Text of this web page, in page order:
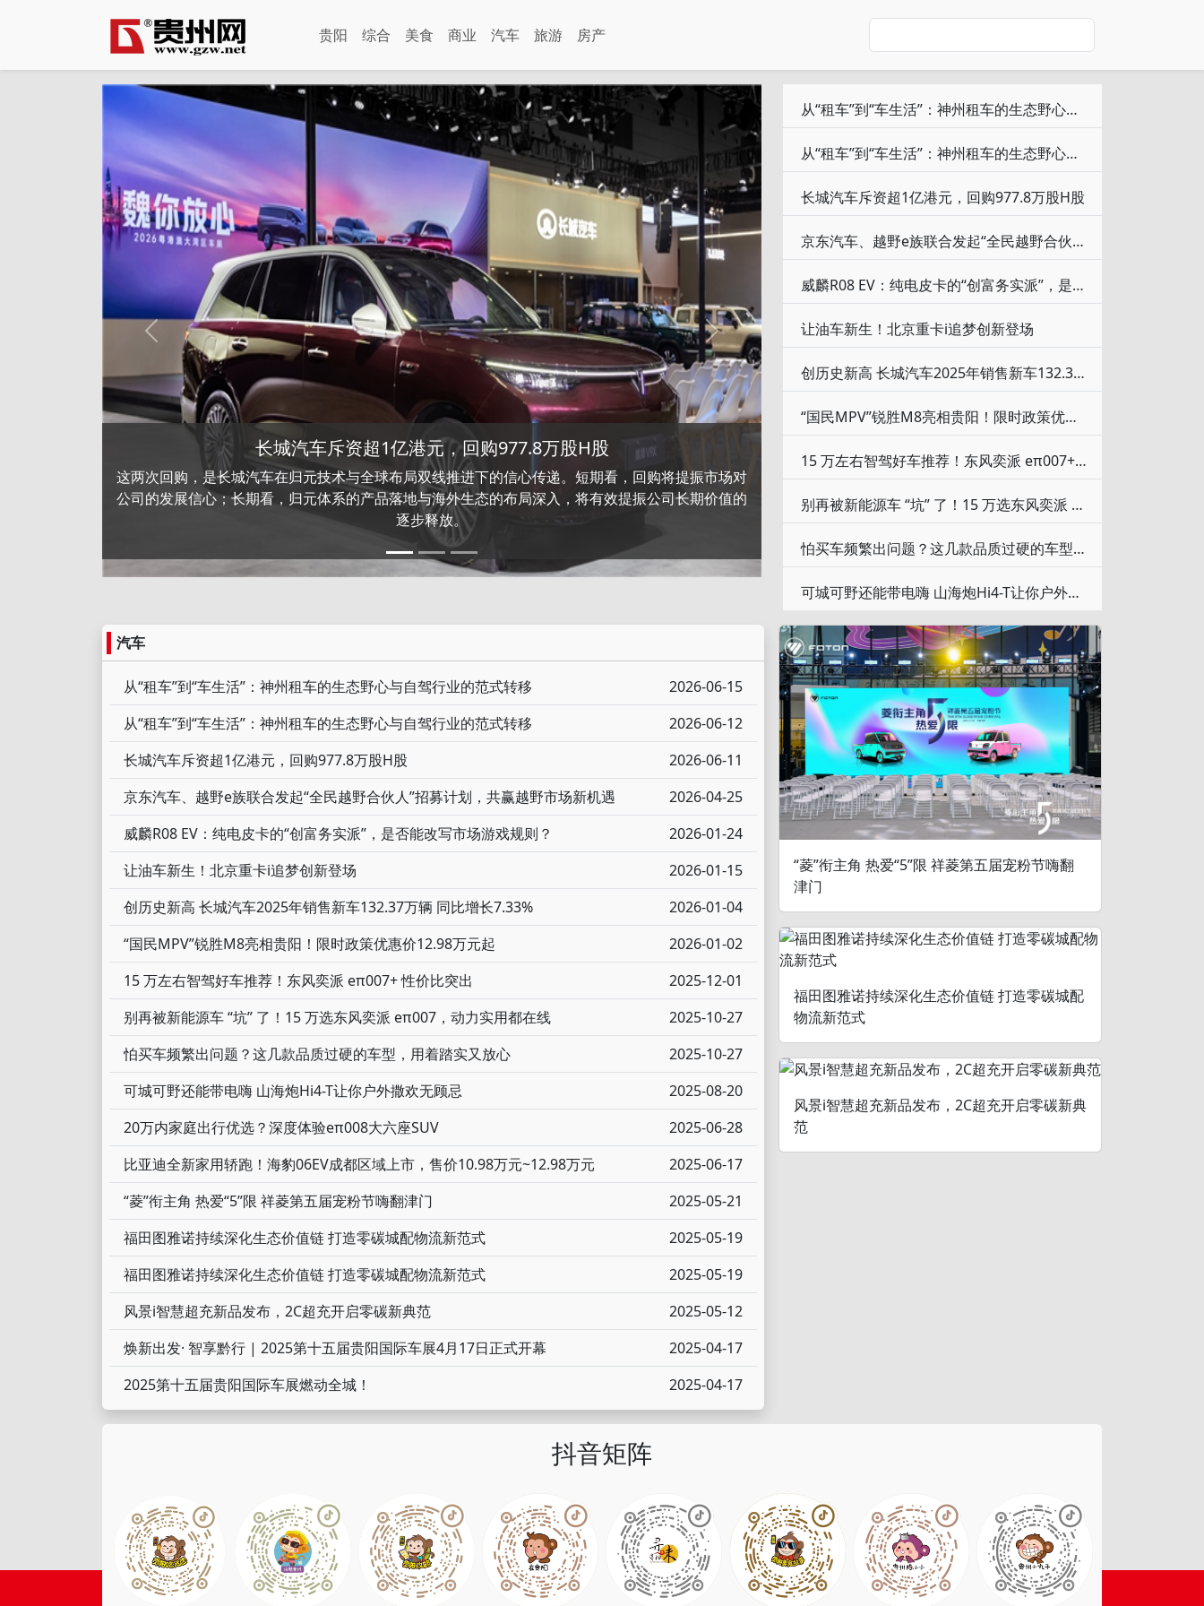
贵阳 综合 美食 商业 汽车 旅游 房产
长城汽车斥资超1亿港元，回购977.8万股H股
这两次回购，是长城汽车在归元技术与全球布局双线推进下的信心传递。短期看，回购将提振市场对
公司的发展信心；长期看，归元体系的产品落地与海外生态的布局深入，将有效提振公司长期价值的
逐步释放。
20万内家庭出行优选？深度体验eπ008大六座SUV
Previous Next
从“租车”到“车生活”：神州租车的生态野心与自驾行业的范式转移
从“租车”到“车生活”：神州租车的生态野心与自驾行业的范式转移
长城汽车斥资超1亿港元，回购977.8万股H股
京东汽车、越野e族联合发起“全民越野合伙人”招募计划，共赢越野市场新机遇
威麟R08 EV：纯电皮卡的“创富务实派”，是否能改写市场游戏规则？
让油车新生！北京重卡i追梦创新登场
创历史新高 长城汽车2025年销售新车132.37万辆 同比增长7.33%
“国民MPV”锐胜M8亮相贵阳！限时政策优惠价12.98万元起
15 万左右智驾好车推荐！东风奕派 eπ007+ 性价比突出
别再被新能源车 “坑” 了！15 万选东风奕派 eπ007，动力实用都在线
怕买车频繁出问题？这几款品质过硬的车型，用着踏实又放心
可城可野还能带电嗨 山海炮Hi4-T让你户外撒欢无顾忌
汽车
从“租车”到“车生活”：神州租车的生态野心与自驾行业的范式转移
2026-06-15
从“租车”到“车生活”：神州租车的生态野心与自驾行业的范式转移
2026-06-12
长城汽车斥资超1亿港元，回购977.8万股H股
2026-06-11
京东汽车、越野e族联合发起“全民越野合伙人”招募计划，共赢越野市场新机遇
2026-04-25
威麟R08 EV：纯电皮卡的“创富务实派”，是否能改写市场游戏规则？
2026-01-24
让油车新生！北京重卡i追梦创新登场
2026-01-15
创历史新高 长城汽车2025年销售新车132.37万辆 同比增长7.33%
2026-01-04
“国民MPV”锐胜M8亮相贵阳！限时政策优惠价12.98万元起
2026-01-02
15 万左右智驾好车推荐！东风奕派 eπ007+ 性价比突出
2025-12-01
别再被新能源车 “坑” 了！15 万选东风奕派 eπ007，动力实用都在线
2025-10-27
怕买车频繁出问题？这几款品质过硬的车型，用着踏实又放心
2025-10-27
可城可野还能带电嗨 山海炮Hi4-T让你户外撒欢无顾忌
2025-08-20
20万内家庭出行优选？深度体验eπ008大六座SUV
2025-06-28
比亚迪全新家用轿跑！海豹06EV成都区域上市，售价10.98万元~12.98万元
2025-06-17
“菱”衔主角 热爱“5”限 祥菱第五届宠粉节嗨翻津门
2025-05-21
福田图雅诺持续深化生态价值链 打造零碳城配物流新范式
2025-05-19
福田图雅诺持续深化生态价值链 打造零碳城配物流新范式
2025-05-19
风景i智慧超充新品发布，2C超充开启零碳新典范
2025-05-12
焕新出发· 智享黔行 | 2025第十五届贵阳国际车展4月17日正式开幕
2025-04-17
2025第十五届贵阳国际车展燃动全城！
2025-04-17
“菱”衔主角 热爱“5”限 祥菱第五届宠粉节嗨翻
津门
福田图雅诺持续深化生态价值链 打造零碳城配
物流新范式
风景i智慧超充新品发布，2C超充开启零碳新典
范
抖音矩阵